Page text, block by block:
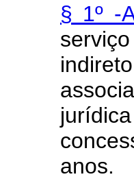
§ 1º -
anos.